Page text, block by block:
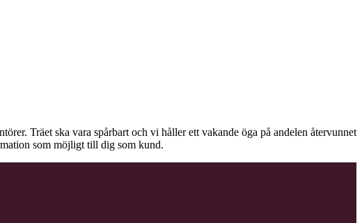
Träet ska vara spårbart och vi håller ett vakande öga på andelen återvunnet
som möjligt till dig som kund.